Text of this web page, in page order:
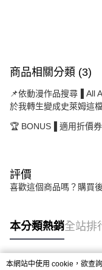
商品相關分類 (3)
📌依動漫作品搜尋▐ All
於我轉生變成史萊姆這
🏆 BONUS▐ 適用折價
評價
喜歡這個商品嗎？購買
本分類熱銷全站排
本網站中使用 cookie，欲查